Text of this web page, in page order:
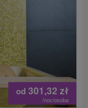
od 301,32zł
/noc/osoba